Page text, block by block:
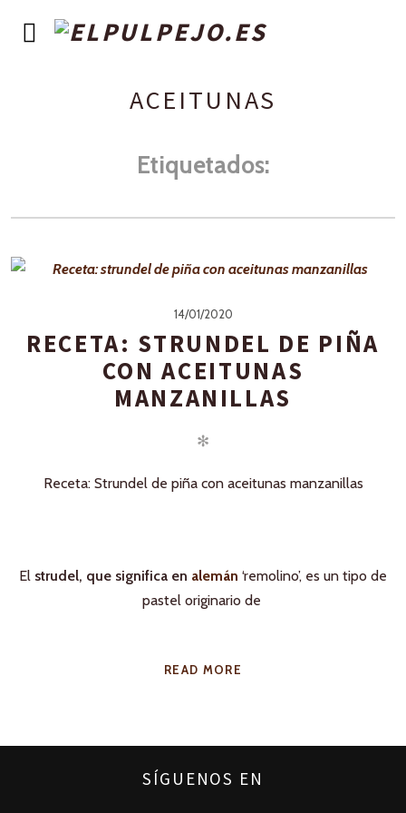
ACEITUNAS
Etiquetados:
14/01/2020
RECETA: STRUNDEL DE PIÑA
CON ACEITUNAS
MANZANILLAS
✻
Receta: Strundel de piña con aceitunas manzanillas
El strudel, que significa en alemán ‘remolino’, es un tipo de
pastel originario de
READ MORE
SÍGUENOS EN